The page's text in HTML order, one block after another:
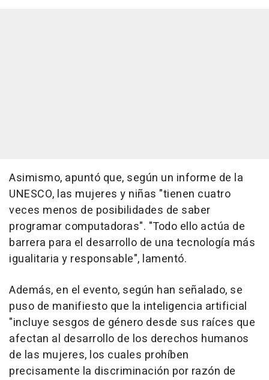
Asimismo, apuntó que, según un informe de la
UNESCO, las mujeres y niñas "tienen cuatro
veces menos de posibilidades de saber
programar computadoras". "Todo ello actúa de
barrera para el desarrollo de una tecnología más
igualitaria y responsable", lamentó.
Además, en el evento, según han señalado, se
puso de manifiesto que la inteligencia artificial
"incluye sesgos de género desde sus raíces que
afectan al desarrollo de los derechos humanos
de las mujeres, los cuales prohíben
precisamente la discriminación por razón de